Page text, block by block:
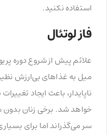
استفاده نکنید.
فاز لوتئال
علائم پیش از شروع دوره
میل به غذاهای بی‌ارزش
ناپایدار، باعث ایجاد
خواهد شد. برخی زنان
سر می‌گذراند اما برای